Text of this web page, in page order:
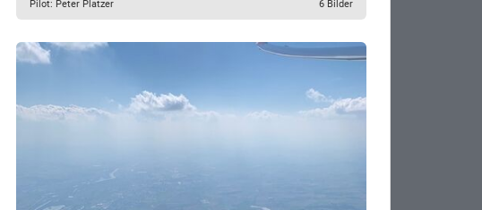
Pilot: Peter Platzer 6 Bilder